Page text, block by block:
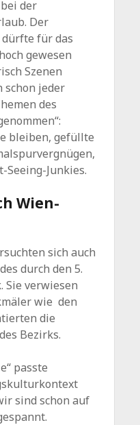
der
Der
für das
gewesen
Szenen
schon jeder
des
bleiben, gefüllte
Junkies.
Wien-
sich auch
durch den 5.
Sie verwiesen
wie den
die
Bezirks.
passte
sind schon auf